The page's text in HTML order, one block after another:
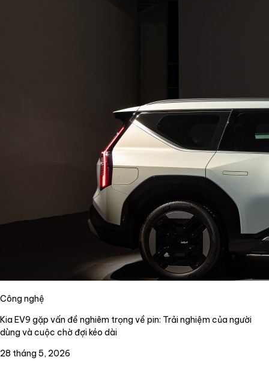
Công nghệ
Kia EV9 gặp vấn đề nghiêm trọng về pin: Trải nghiệm của người
dùng và cuộc chờ đợi kéo dài
28 tháng 5, 2026